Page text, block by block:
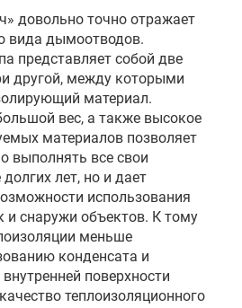
довольно точно отражает
вида дымоотводов.
представляет собой две
другой, между которыми
материал.
вес, а также высокое
материалов позволяет
выполнять все свои
лет, но и дает
использования
и снаружи объектов. К тому
меньше
конденсата и
поверхности
теплоизоляционного